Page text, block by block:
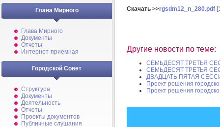
Глава Мирного
Глава Мирного
Документы
Отчеты
Интернет-приемная
Городской Совет
Структура
Документы
Деятельность
Отчеты
Проекты документов
Публичные слушания
Скачать >>rgsdm12_n_280.pdf
Другие новости по теме:
СЕМЬДЕСЯТ ТРЕТЬЯ
СЕМЬДЕСЯТ ТРЕТЬЯ
ДВАДЦАТЬ ПЯТАЯ
Проект решения
Проект решения